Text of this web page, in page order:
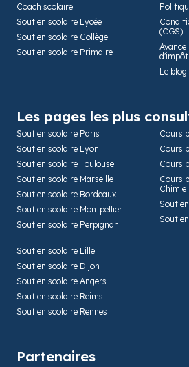
Coach scolaire
Soutien scolaire Lycée
Soutien scolaire Collège
Soutien scolaire Primaire
(CGS)
d'impôt
Le
Les pages les plus
Soutien scolaire Paris
Soutien scolaire Lyon
Soutien scolaire Toulouse
Soutien scolaire Marseille
Soutien scolaire Bordeaux
Soutien scolaire Montpellier
Soutien scolaire Perpignan
Cours
Cours
Cours
Cours
Chimie
Soutien scolaire Lille
Soutien scolaire Dijon
Soutien scolaire Angers
Soutien scolaire Reims
Soutien scolaire Rennes
Partenaires